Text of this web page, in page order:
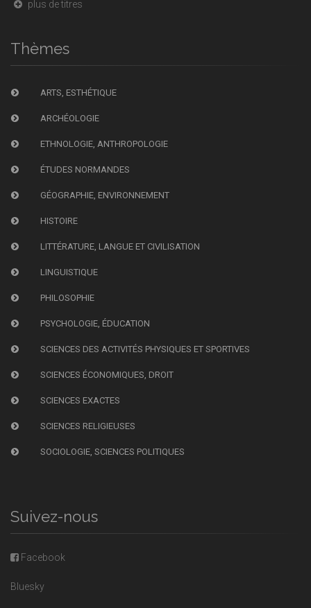
plus de titres
Thèmes
ARTS, ESTHÉTIQUE
ARCHÉOLOGIE
ETHNOLOGIE, ANTHROPOLOGIE
ÉTUDES NORMANDES
GÉOGRAPHIE, ENVIRONNEMENT
HISTOIRE
LITTÉRATURE, LANGUE ET CIVILISATION
LINGUISTIQUE
PHILOSOPHIE
PSYCHOLOGIE, ÉDUCATION
SCIENCES DES ACTIVITÉS PHYSIQUES ET SPORTIVES
SCIENCES ÉCONOMIQUES, DROIT
SCIENCES EXACTES
SCIENCES RELIGIEUSES
SOCIOLOGIE, SCIENCES POLITIQUES
Suivez-nous
Facebook
Bluesky